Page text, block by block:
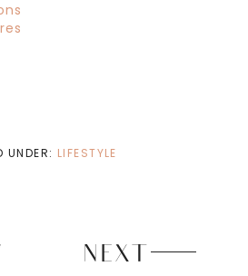
UNDER: LIFESTYLE
NEXT